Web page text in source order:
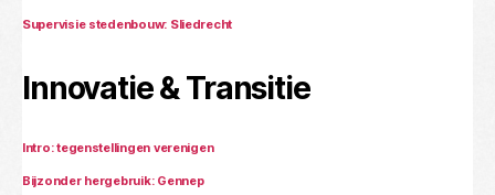
Supervisie stedenbouw: Sliedrecht
Innovatie & Transitie
Intro: tegenstellingen verenigen
Bijzonder hergebruik: Gennep